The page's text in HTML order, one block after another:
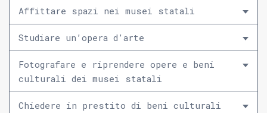
Affittare spazi nei musei statali
Studiare un’opera d’arte
Fotografare e riprendere opere e beni
culturali dei musei statali
Chiedere in prestito di beni culturali